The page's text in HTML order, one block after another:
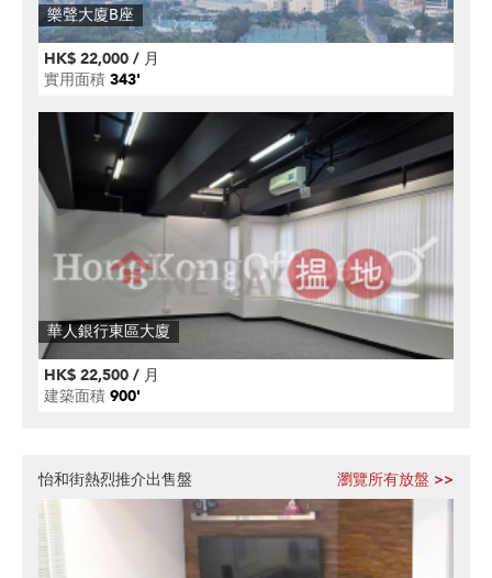
樂聲大廈B座
HK$ 22,000 / 月
實用面積 343'
華人銀行東區大廈
HK$ 22,500 / 月
建築面積 900'
怡和街熱烈推介出售盤 瀏覽所有放盤 >>